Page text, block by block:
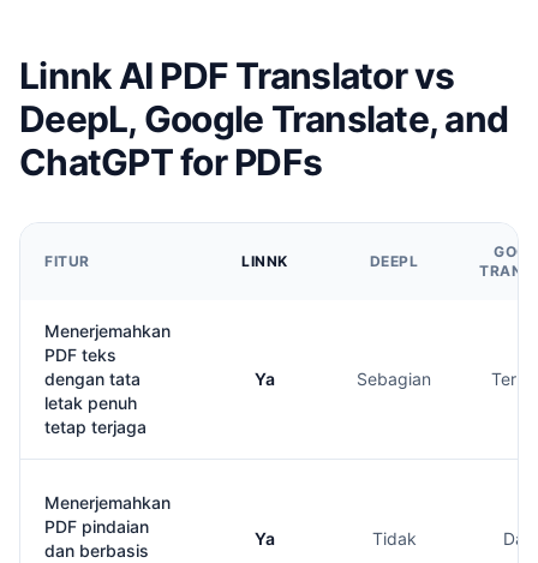
Linnk AI PDF Translator vs
DeepL, Google Translate, and
ChatGPT for PDFs
FITUR LINNK DEEPL
Menerjemahkan
PDF teks
dengan tata
letak penuh
tetap terjaga
Ya Sebagian
Menerjemahkan
PDF pindaian
dan berbasis
Ya Tidak